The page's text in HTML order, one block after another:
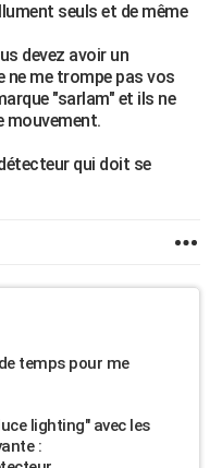
seuls et de même
devez avoir un
ne me trompe pas vos
"sarlam" et ils ne
mouvement.
qui doit se
temps pour me
lighting" avec les
: